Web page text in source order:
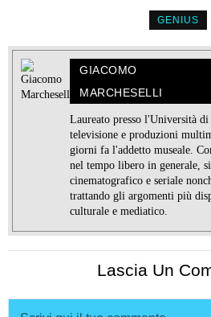
GENIUS
GIACOMO
MARCHESELLI
Laureato presso l'Università
televisione e produzioni
giorni fa l'addetto museale.
nel tempo libero in generale,
cinematografico e seriale
trattando gli argomenti più
culturale e mediatico.
Lascia Un